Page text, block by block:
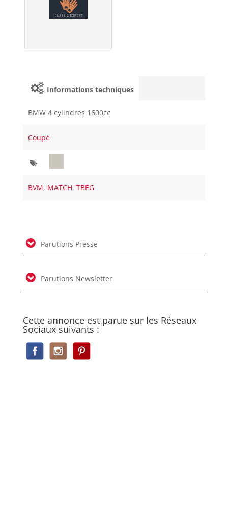
Informations techniques
BMW 4 cylindres 1600cc
Coupé
BVM, MATCH,TBEG
Parutions Presse
Parutions Newsletter
Cette annonce est parue sur les Réseaux
Sociaux suivants :